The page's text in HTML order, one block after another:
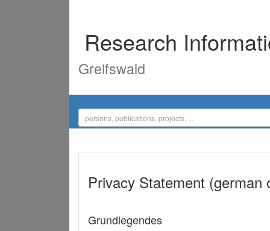
Research
Greifswald
Privacy Statement (german
Grundlegendes